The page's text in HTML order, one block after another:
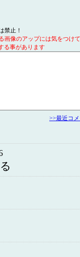
禁止！
画像のアップには気をつけ
る事があります
>>最近コ